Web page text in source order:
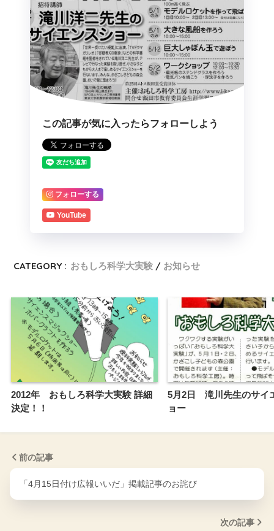
この記事が気に入ったらフォローしよう
フォローする
YouTube
CATEGORY : おもしろ科学大実験 お知らせ
2012年 おもしろ科学大実験 詳細
決定！！
5月2日 滝川先生のサイ
ョー
前の記事
「4月15日付け広報いいだ」掲載記事のお詫び
次の記事